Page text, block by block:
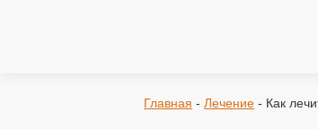
Главная - Лечение - Как